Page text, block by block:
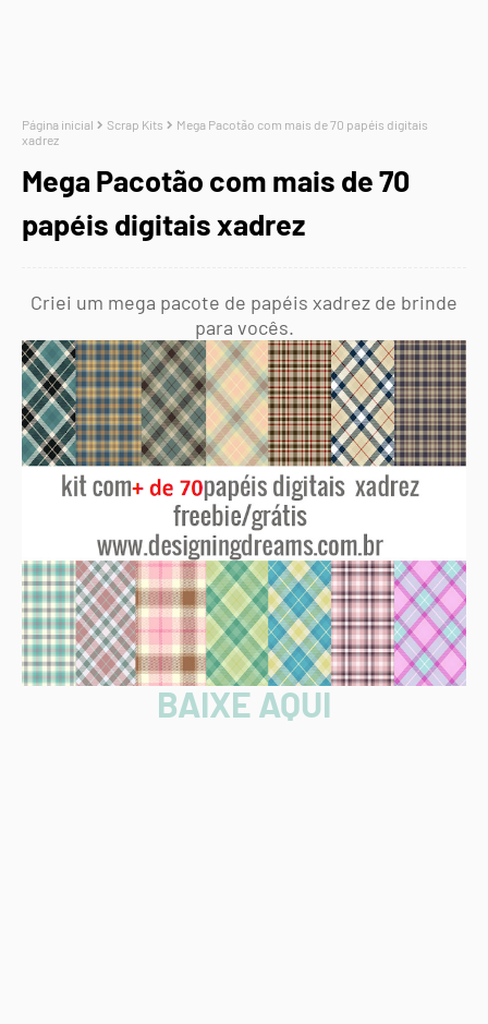
Página inicial Scrap Kits
Mega Pacotão com mais de 70 papéis digitais
xadrez
Mega Pacotão com mais de 70
papéis digitais xadrez
Criei um mega pacote de papéis xadrez de brinde
para vocês.
BAIXE AQUI